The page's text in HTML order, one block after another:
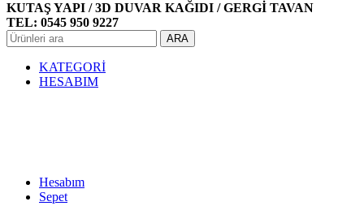
KUTAŞ YAPI / 3D DUVAR KAĞIDI / GERGİ TAVAN
TEL: 0545 950 9227
ARA
KATEGORİ
HESABIM
Hesabım
Sepet